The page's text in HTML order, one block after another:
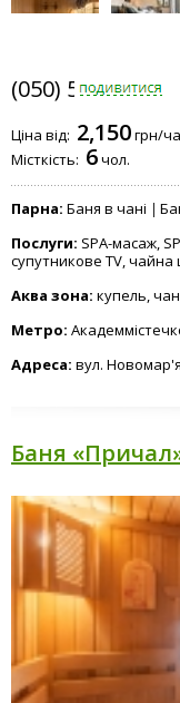
(050) 597-2790
Ціна від: 2,150грн/
Місткість: 6чол.
Парна: Баня в чані
Послуги: SPA-масаж,
супутникове TV,
Аква зона: купель,
Метро:
Адреса: вул.
Баня